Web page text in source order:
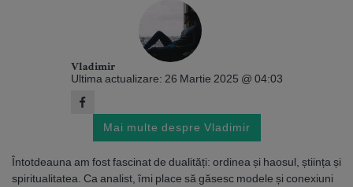
Vladimir
Ultima actualizare: 26 Martie 2025 @ 04:03
Mai multe despre Vladimir
Întotdeauna am fost fascinat de dualități: ordinea și haosul, știința și
spiritualitatea. Ca analist, îmi place să găsesc modele și conexiuni